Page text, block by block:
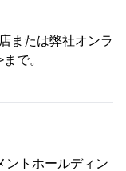
または弊社オンラ
まで。
ントホールディン